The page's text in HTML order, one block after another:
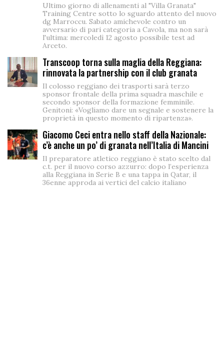
Ultimo giorno di allenamenti al "Villa Granata"
Training Centre sotto lo sguardo attento del nuovo
dg Marroccu. Sabato amichevole contro un
avversario di pari categoria a Cavola, ma non sarà
l'ultima: mercoledì 12 agosto possibile test ad
Arceto.
Transcoop torna sulla maglia della Reggiana:
rinnovata la partnership con il club granata
Il colosso reggiano dei trasporti sarà terzo
sponsor frontale della prima squadra maschile e
secondo sponsor della formazione femminile.
Genitoni: «Vogliamo dare un segnale e sostenere la
proprietà in questo momento di ripartenza».
Giacomo Ceci entra nello staff della Nazionale:
c’è anche un po’ di granata nell’Italia di Mancini
Il preparatore atletico reggiano è stato scelto dal
c.t. per il nuovo corso azzurro: dopo l’esperienza
alla Reggiana in Serie B e una tappa in Qatar, il
36enne approda ai vertici del calcio italiano